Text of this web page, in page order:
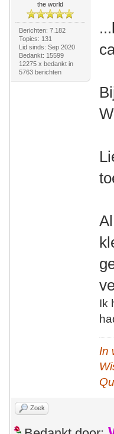
the world
Berichten: 7.182
Topics: 131
Lid sinds: Sep 2020
Bedankt: 15599
12275 x bedankt in
5763 berichten
Ik
In
Zoek